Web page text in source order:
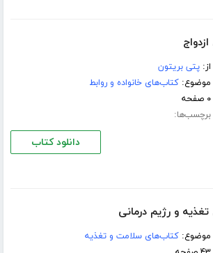
از:پتی بریتون
موضوع:کتاب‌های خانواده و روابط
۰ صفحه
برچسب‌ها:
دانلود کتاب
تغذیه و رژیم درمانی
موضوع:کتاب‌های سلامت و تغذیه